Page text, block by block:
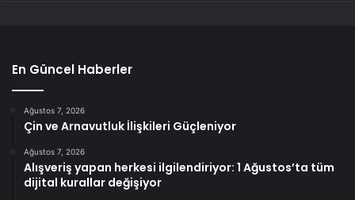
En Güncel Haberler
Ağustos 7, 2026
Çin ve Arnavutluk İlişkileri Güçleniyor
Ağustos 7, 2026
Alışveriş yapan herkesi ilgilendiriyor: 1 Ağustos’ta tüm
dijital kurallar değişiyor